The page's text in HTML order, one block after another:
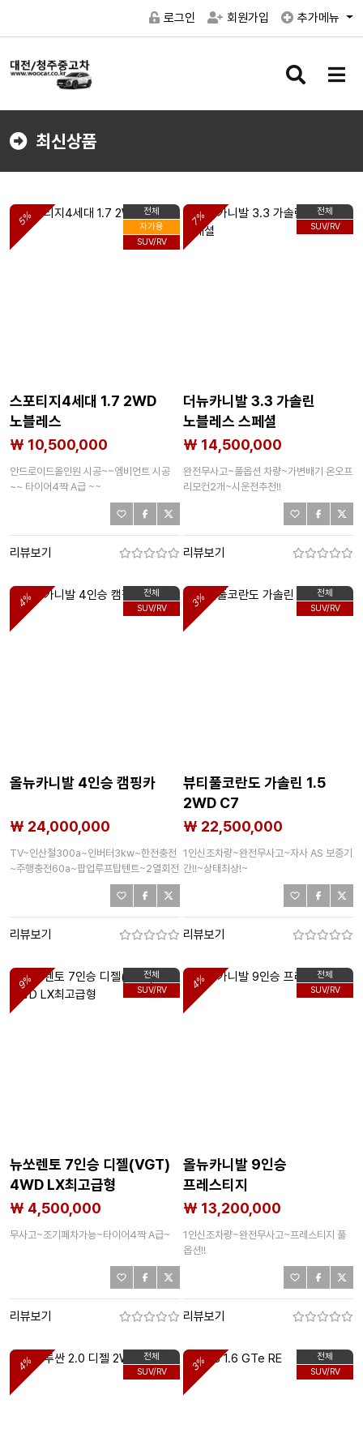
로그인 회원가입 추가메뉴
검
버
메
버
최신상품
전체
자가용
SUV/RV
5%
스포티지4세대 1.7 2WD
노블레스
₩ 10,500,000
안드로이드올인원 시공~~엠비언트 시공
~~ 타이어4짝 A급 ~~
리뷰보기
전체
SUV/RV
7%
더뉴카니발 3.3 가솔린
노블레스 스페셜
₩ 14,500,000
완전무사고~풀옵션 차량~가변배기 온오프
리모컨2개~시운전추천!!
리뷰보기
전체
SUV/RV
4%
올뉴카니발 4인승 캠핑카
₩ 24,000,000
TV~인산철300a~인버터3kw~한전충전
~주행충전60a~팝업루프탑텐트~2열회전
시트~3,4열평상시트및 2중테이블변환!!
리뷰보기
전체
SUV/RV
3%
뷰티풀코란도 가솔린 1.5
2WD C7
₩ 22,500,000
1인신조차량~완전무사고~자사 AS 보증기
간!!~상태최상!~
리뷰보기
전체
SUV/RV
9%
뉴쏘렌토 7인승 디젤(VGT)
4WD LX최고급형
₩ 4,500,000
무사고~조기폐차가능~타이어4짝 A급~
리뷰보기
전체
SUV/RV
4%
올뉴카니발 9인승
프레스티지
₩ 13,200,000
1인신조차량~완전무사고~프레스티지 풀
옵션!!
리뷰보기
전체
SUV/RV
4%
전체
SUV/RV
3%